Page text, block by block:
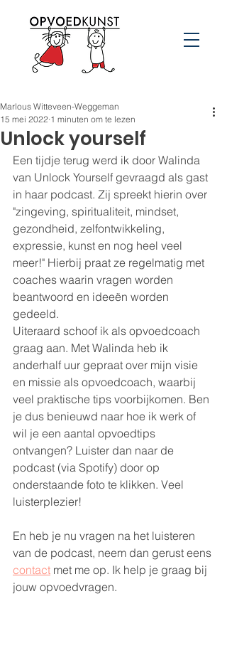
Unlock yourself
Marlous Witteveen-Weggeman
15 mei 2022 1 minuten om te lezen
Een tijdje terug werd ik door Walinda
van Unlock Yourself gevraagd als gast
in haar podcast. Zij spreekt hierin over
"zingeving, spiritualiteit, mindset,
gezondheid, zelfontwikkeling,
expressie, kunst en nog heel veel
meer!" Hierbij praat ze regelmatig met
coaches waarin vragen worden
beantwoord en ideeën worden
gedeeld.
Uiteraard schoof ik als opvoedcoach
graag aan. Met Walinda heb ik
anderhalf uur gepraat over mijn visie
en missie als opvoedcoach, waarbij
veel praktische tips voorbijkomen. Ben
je dus benieuwd naar hoe ik werk of
wil je een aantal opvoedtips
ontvangen? Luister dan naar de
podcast (via Spotify) door op
onderstaande foto te klikken. Veel
luisterplezier!
En heb je nu vragen na het luisteren
van de podcast, neem dan gerust eens
contact met me op. Ik help je graag bij
jouw opvoedvragen.